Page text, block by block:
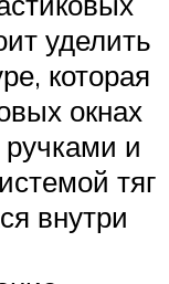
уделить
которая
окнах
ручками и
тяг
внутри